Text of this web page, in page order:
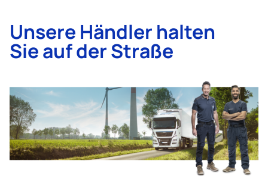
Unsere Händler halten
Sie auf der Straße